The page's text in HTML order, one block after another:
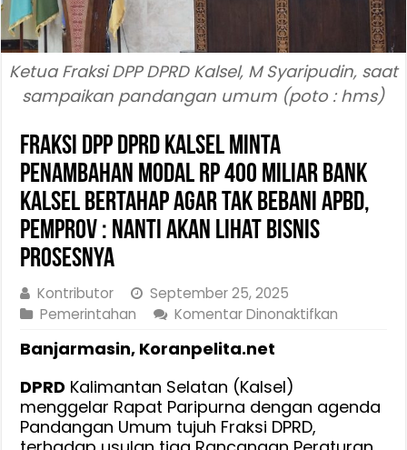
Ketua Fraksi DPP DPRD Kalsel, M Syaripudin, saat
sampaikan pandangan umum (poto : hms)
Fraksi DPP DPRD Kalsel minta
Penambahan Modal Rp 400 Miliar Bank
Kalsel Bertahap Agar Tak Bebani APBD,
Pemprov : Nanti Akan Lihat Bisnis
Prosesnya
Kontributor
September 25, 2025
Pemerintahan
Komentar Dinonaktifkan
Kalsel
minta
Banjarmasin, Koranpelita.net
DPRD Kalimantan Selatan (Kalsel)
menggelar Rapat Paripurna dengan agenda
Pandangan Umum tujuh Fraksi DPRD,